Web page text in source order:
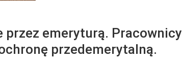
przez emeryturą. Pracownicy
przedemerytalną.